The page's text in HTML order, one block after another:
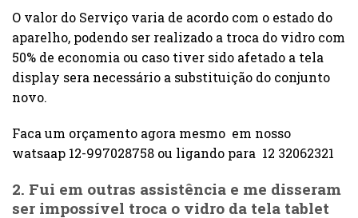
O valor do Serviço varia de acordo com o estado do
aparelho, podendo ser realizado a troca do vidro com
50% de economia ou caso tiver sido afetado a tela
display sera necessário a substituição do conjunto
novo.
Faca um orçamento agora mesmo em nosso
watsaap 12-997028758 ou ligando para 12 32062321
2. Fui em outras assistência e me disseram
ser impossível troca o vidro da tela tablet